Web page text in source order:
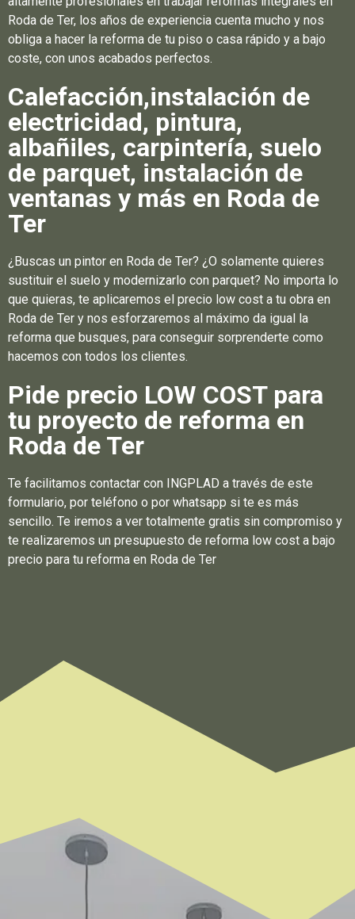
Roda de Ter, los años de experiencia cuenta mucho y nos
obliga a hacer la reforma de tu piso o casa rápido y a bajo
coste, con unos acabados perfectos.
Calefacción,instalación de
electricidad, pintura,
albañiles, carpintería, suelo
de parquet, instalación de
ventanas y más en Roda de
Ter
¿Buscas un pintor en Roda de Ter? ¿O solamente quieres
sustituir el suelo y modernizarlo con parquet? No importa lo
que quieras, te aplicaremos el precio low cost a tu obra en
Roda de Ter y nos esforzaremos al máximo da igual la
reforma que busques, para conseguir sorprenderte como
hacemos con todos los clientes.
Pide precio LOW COST para
tu proyecto de reforma en
Roda de Ter
Te facilitamos contactar con INGPLAD a través de este
formulario, por teléfono o por whatsapp si te es más
sencillo. Te iremos a ver totalmente gratis sin compromiso y
te realizaremos un presupuesto de reforma low cost a bajo
precio para tu reforma en Roda de Ter